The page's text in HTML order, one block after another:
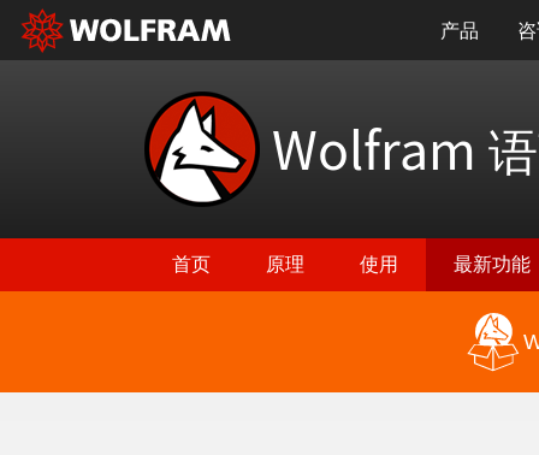
产品
Wolfram
首页 原理 使用 最新功能